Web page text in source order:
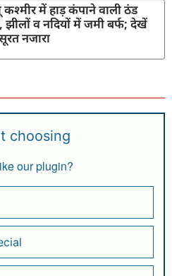
कश्मीर में हाड़ कंपाने वाली ठंड
व नदियों में जमी बर्फ; देखें
नजारा
choosing
our plugin?